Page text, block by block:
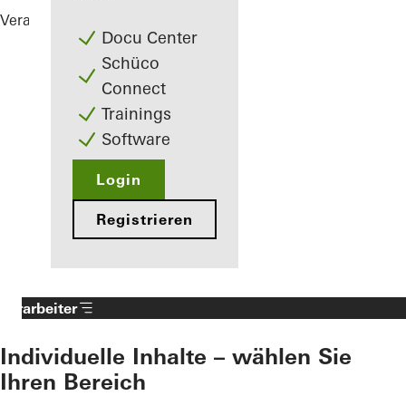
Docu Center
Schüco
Connect
Trainings
Software
Login
Registrieren
Verarbeiter
Verarbeiter
Individuelle Inhalte – wählen Sie
Ihren Bereich